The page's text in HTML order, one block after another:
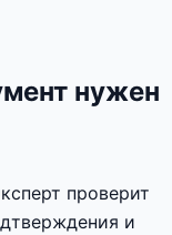
нужен
проверит
и